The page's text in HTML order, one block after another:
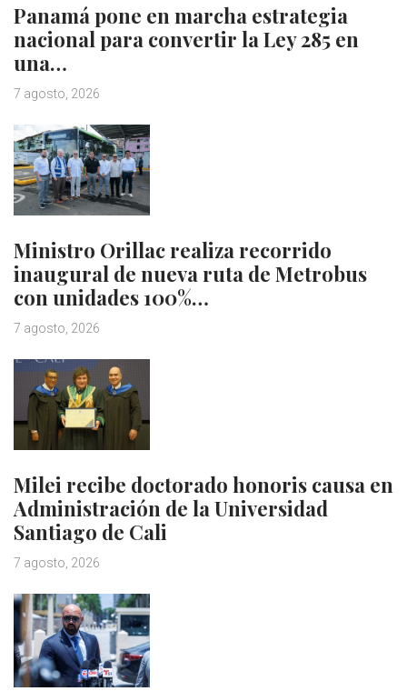
Panamá pone en marcha estrategia
nacional para convertir la Ley 285 en
una…
7 agosto, 2026
Ministro Orillac realiza recorrido
inaugural de nueva ruta de Metrobus
con unidades 100%…
7 agosto, 2026
Milei recibe doctorado honoris causa en
Administración de la Universidad
Santiago de Cali
7 agosto, 2026